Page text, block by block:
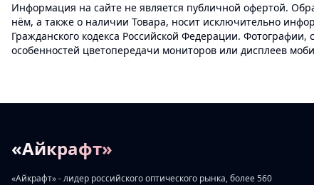
Информация на сайте не является публичной офертой.
нём, а также о наличии Товара, носит исключительно
Гражданского кодекса Российской Федерации.
особенностей цветопередачи мониторов или дисплеев
«Айкрафт»
«Айкрафт» - лидер российского оптического рынка, более 560